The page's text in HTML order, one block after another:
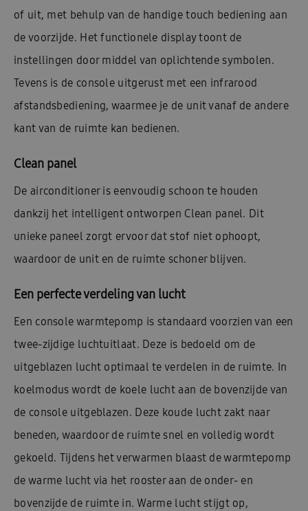
of uit, met behulp van de handige touch bediening aan
de voorzijde. Het functionele display toont de
instellingen door middel van oplichtende symbolen.
Tevens is de console uitgerust met een infrarood
afstandsbediening, waarmee je de unit vanaf de andere
kant van de ruimte kan bedienen.
Clean panel
De airconditioner is eenvoudig schoon te houden
dankzij het intelligent ontworpen Clean panel. Dit
unieke paneel zorgt ervoor dat stof niet ophoopt,
waardoor de unit en de ruimte schoner blijven.
Een perfecte verdeling van lucht
Een console warmtepomp is standaard voorzien van een
twee-zijdige luchtuitlaat. Deze is bedoeld om de
uitgeblazen lucht optimaal te verdelen in de ruimte. In
koelmodus wordt de koele lucht aan de bovenzijde van
de console uitgeblazen. Deze koude lucht zakt naar
beneden, waardoor de ruimte snel en volledig wordt
gekoeld. Tijdens het verwarmen blaast de warmtepomp
de warme lucht via het rooster aan de onder- en
bovenzijde de ruimte in. Warme lucht stijgt op,